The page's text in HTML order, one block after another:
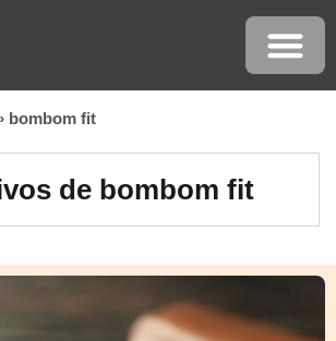
bombom fit
de bombom fit